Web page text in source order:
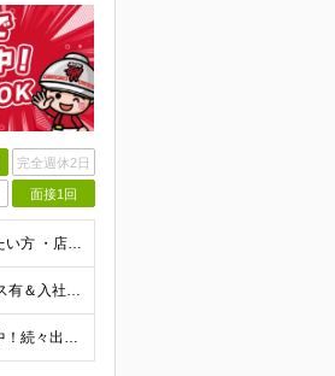
完全週休2日
面接1回
◎学歴不問！ ◎こんな方が活躍しています！ ・研修や制度面が整っている会社で働きたい方 ・店長やその先を目指したい方 ・給与を上げていきたい方 など □未経験・第二新卒・フリーター □ブランクがある
★業績好調のため賞与2ヶ月分支給実績 ★誕生日手当など手当充実 ★年2回昇給チャンス有＆入社1年で店長昇格可 ★残業代全額支給（1分単位で支給） ■月給24万円～36万円 ※残業代全額支給（1分単位
★勤務は希望を考慮します！ ★マイカー通勤可（駐車場完備） ★全国の各店舗で募集中！続々出店予定！ ～国内300店舗、47都道府県への展開を目標に出店中！～ ▼積極採用地域▼ ・中部（富山、石川、